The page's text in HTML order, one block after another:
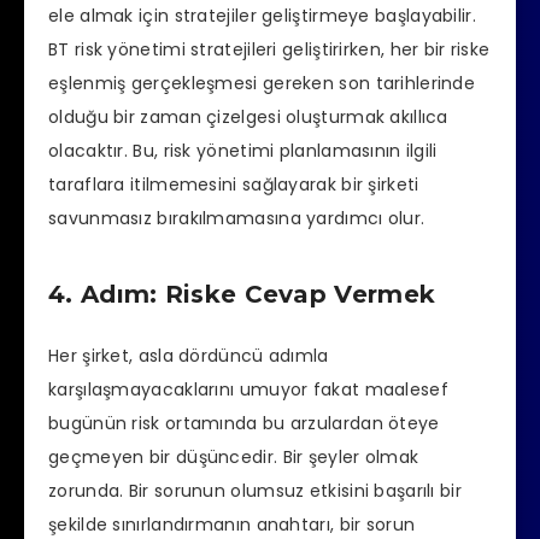
ele almak için stratejiler geliştirmeye başlayabilir.
BT risk yönetimi stratejileri geliştirirken, her bir riske
eşlenmiş gerçekleşmesi gereken son tarihlerinde
olduğu bir zaman çizelgesi oluşturmak akıllıca
olacaktır. Bu, risk yönetimi planlamasının ilgili
taraflara itilmemesini sağlayarak bir şirketi
savunmasız bırakılmamasına yardımcı olur.
4. Adım: Riske Cevap Vermek
Her şirket, asla dördüncü adımla
karşılaşmayacaklarını umuyor fakat maalesef
bugünün risk ortamında bu arzulardan öteye
geçmeyen bir düşüncedir. Bir şeyler olmak
zorunda. Bir sorunun olumsuz etkisini başarılı bir
şekilde sınırlandırmanın anahtarı, bir sorun